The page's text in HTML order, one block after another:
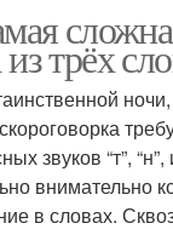
трёх
звуков “т”, “н”,
внимательно
в словах.